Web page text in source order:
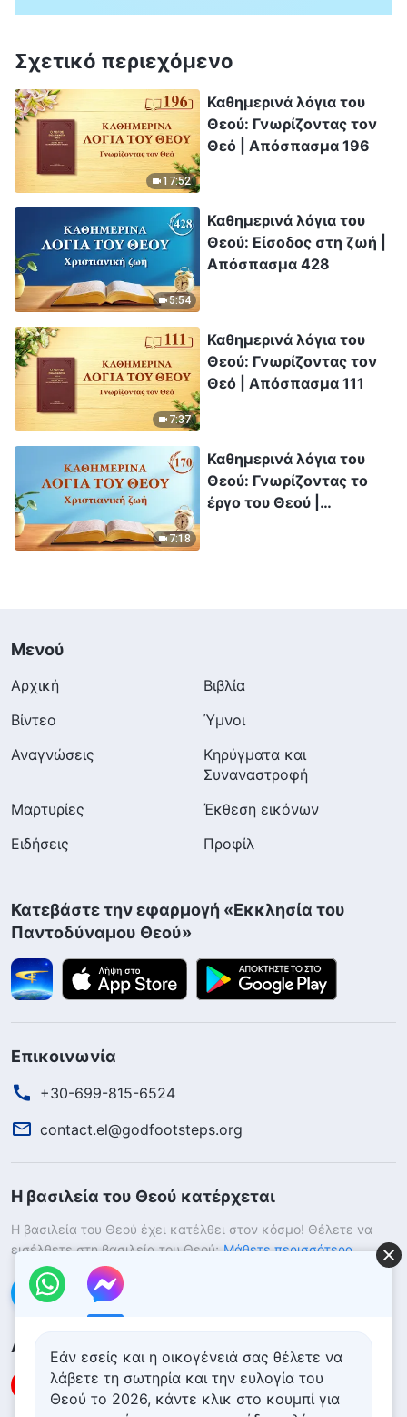
Σχετικό περιεχόμενο
17:52
Καθημερινά λόγια του
Θεού: Γνωρίζοντας τον
Θεό | Απόσπασμα 196
5:54
Καθημερινά λόγια του
Θεού: Είσοδος στη ζωή |
Απόσπασμα 428
7:37
Καθημερινά λόγια του
Θεού: Γνωρίζοντας τον
Θεό | Απόσπασμα 111
7:18
Καθημερινά λόγια του
Θεού: Γνωρίζοντας το
έργο του Θεού |
Μενού
Αρχική
Βιβλία
Βίντεο
Ύμνοι
Αναγνώσεις
Κηρύγματα και
Συναναστροφή
Μαρτυρίες
Έκθεση εικόνων
Ειδήσεις
Προφίλ
Κατεβάστε την εφαρμογή «Εκκλησία του
Παντοδύναμου Θεού»
Επικοινωνία
+30-699-815-6524
contact.el@godfootsteps.org
Η βασιλεία του Θεού κατέρχεται
Η βασιλεία του Θεού έχει κατέλθει στον κόσμο! Θέλετε να
εισέλθετε στη βασιλεία του Θεού; Μάθετε περισσότερα
Επικοινωνήστε μαζί μας μέσω Messenger
Ακολουθήστε μας
Εάν εσείς και η οικογένειά σας θέλετε να
λάβετε τη σωτηρία και την ευλογία του
Θεού το 2026, κάντε κλικ στο κουμπί για